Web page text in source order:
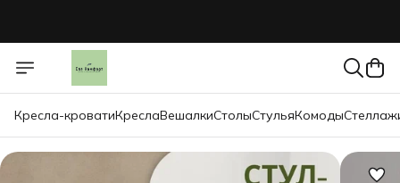
Кресла-кроватиКреслаВешалкиСтолыСтульяКомоды